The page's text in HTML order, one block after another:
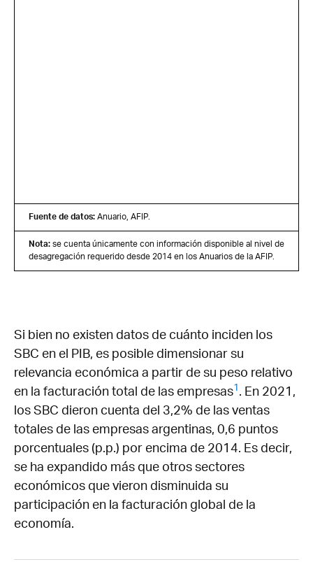
Fuente de datos: Anuario, AFIP.
Nota: se cuenta únicamente con información disponible al nivel de
desagregación requerido desde 2014 en los Anuarios de la AFIP.
Si bien no existen datos de cuánto inciden los
SBC en el PIB, es posible dimensionar su
relevancia económica a partir de su peso relativo
en la facturación total de las empresas1 . En 2021,
los SBC dieron cuenta del 3,2% de las ventas
totales de las empresas argentinas, 0,6 puntos
porcentuales (p.p.) por encima de 2014. Es decir,
se ha expandido más que otros sectores
económicos que vieron disminuida su
participación en la facturación global de la
economía.